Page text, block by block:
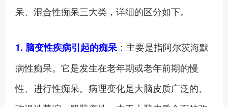
呆、混合性痴呆三大类，详细的区分如下。
1. 脑变性疾病引起的痴呆 ：主要是指阿尔茨海默
病性痴呆。它是发生在老年期或老年前期的慢
性、进行性痴呆。病理变化是大脑皮质广泛的、